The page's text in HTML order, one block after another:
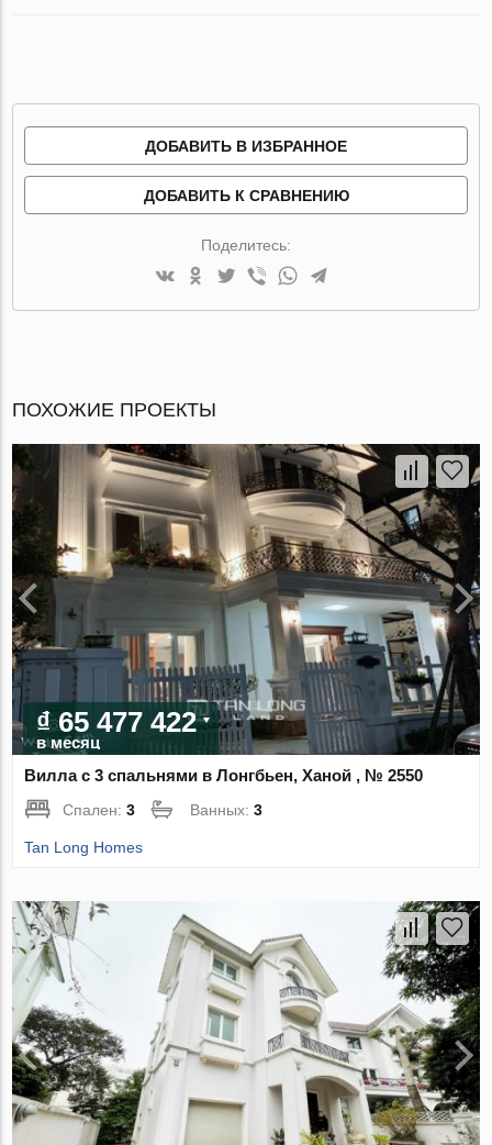
ДОБАВИТЬ В ИЗБРАННОЕ
ДОБАВИТЬ К СРАВНЕНИЮ
Поделитесь:
ПОХОЖИЕ ПРОЕКТЫ
₫ 65 477 422
в месяц
Вилла с 3 спальнями в Лонгбьен, Ханой , № 2550
Спален:3 Ванных:3
Tan Long Homes